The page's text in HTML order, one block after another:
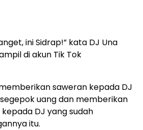
ini Sidrap!” kata DJ Una
di akun Tik Tok
saweran kepada DJ
uang dan memberikan
DJ yang sudah
itu.